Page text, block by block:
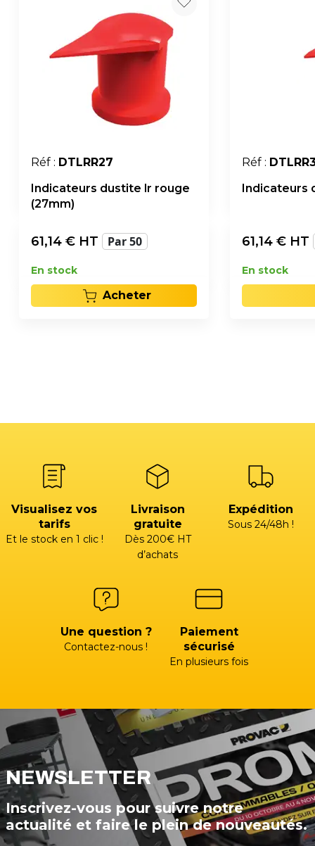
Réf : DTLRR27
Indicateurs dustite lr rouge
(27mm)
61,14 € HT Par 50
En stock
Acheter
Réf :
Indicateurs
61,14 € HT
En stock
Visualisez vos
tarifs
Et le stock en 1 clic !
Livraison
gratuite
Dès 200€ HT
d’achats
Expédition
Sous 24/48h !
Une question ?
Contactez-nous !
Paiement
sécurisé
En plusieurs fois
NEWSLETTER
Inscrivez-vous pour suivre notre
actualité et faire le plein de nouveautés.